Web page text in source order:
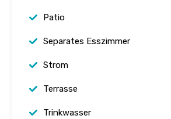
Patio
Separates Esszimmer
Strom
Terrasse
Trinkwasser